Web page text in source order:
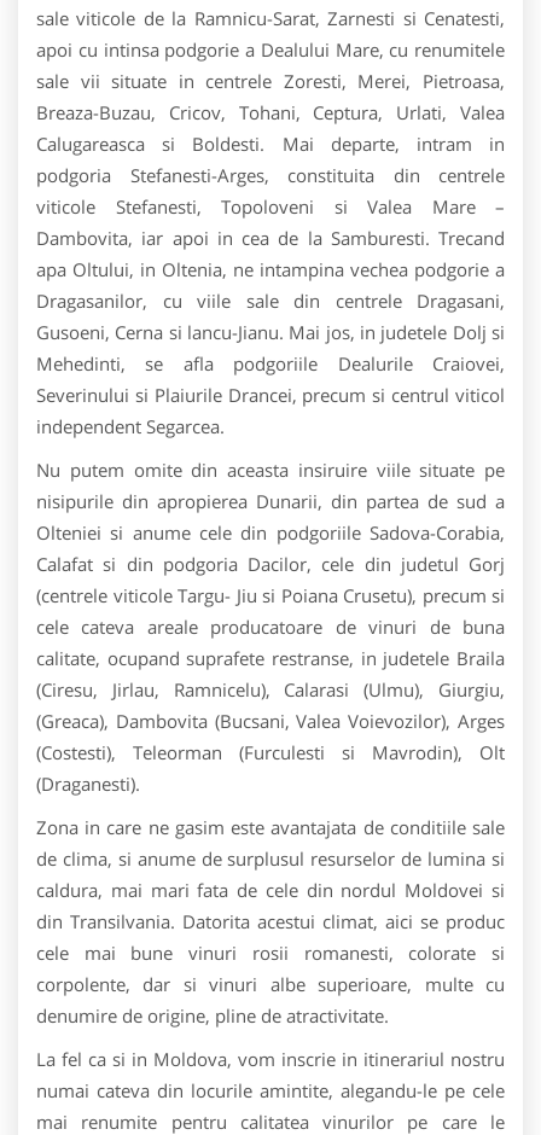
sale viticole de la Ramnicu-Sarat, Zarnesti si Cenatesti,
apoi cu intinsa podgorie a Dealului Mare, cu renumitele
sale vii situate in centrele Zoresti, Merei, Pietroasa,
Breaza-Buzau, Cricov, Tohani, Ceptura, Urlati, Valea
Calugareasca si Boldesti. Mai departe, intram in
podgoria Stefanesti-Arges, constituita din centrele
viticole Stefanesti, Topoloveni si Valea Mare –
Dambovita, iar apoi in cea de la Samburesti. Trecand
apa Oltului, in Oltenia, ne intampina vechea podgorie a
Dragasanilor, cu viile sale din centrele Dragasani,
Gusoeni, Cerna si lancu-Jianu. Mai jos, in judetele Dolj si
Mehedinti, se afla podgoriile Dealurile Craiovei,
Severinului si Plaiurile Drancei, precum si centrul viticol
independent Segarcea.
Nu putem omite din aceasta insiruire viile situate pe
nisipurile din apropierea Dunarii, din partea de sud a
Olteniei si anume cele din podgoriile Sadova-Corabia,
Calafat si din podgoria Dacilor, cele din judetul Gorj
(centrele viticole Targu- Jiu si Poiana Crusetu), precum si
cele cateva areale producatoare de vinuri de buna
calitate, ocupand suprafete restranse, in judetele Braila
(Ciresu, Jirlau, Ramnicelu), Calarasi (Ulmu), Giurgiu,
(Greaca), Dambovita (Bucsani, Valea Voievozilor), Arges
(Costesti), Teleorman (Furculesti si Mavrodin), Olt
(Draganesti).
Zona in care ne gasim este avantajata de conditiile sale
de clima, si anume de surplusul resurselor de lumina si
caldura, mai mari fata de cele din nordul Moldovei si
din Transilvania. Datorita acestui climat, aici se produc
cele mai bune vinuri rosii romanesti, colorate si
corpolente, dar si vinuri albe superioare, multe cu
denumire de origine, pline de atractivitate.
La fel ca si in Moldova, vom inscrie in itinerariul nostru
numai cateva din locurile amintite, alegandu-le pe cele
mai renumite pentru calitatea vinurilor pe care le